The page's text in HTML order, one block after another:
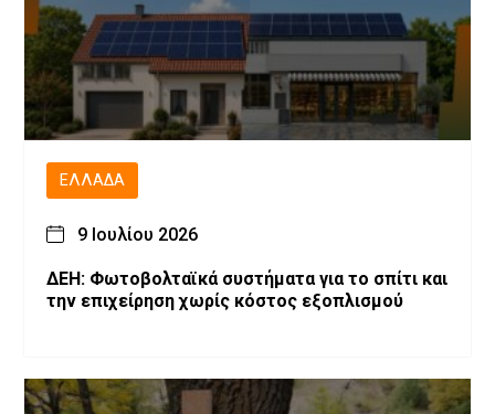
ΕΛΛΆΔΑ
9 Ιουλίου 2026
ΔΕΗ: Φωτοβολταϊκά συστήματα για το σπίτι και
την επιχείρηση χωρίς κόστος εξοπλισμού